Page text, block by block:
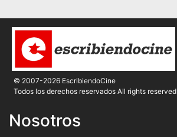
© 2007-2026 EscribiendoCine
Todos los derechos reservados All rights reserved
Nosotros